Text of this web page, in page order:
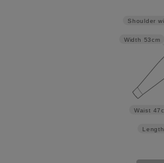
Length
Waist
Width 53cm
Shoulder